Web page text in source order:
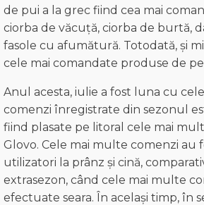
de pui a la grec fiind cea mai
ciorba de văcuță, ciorba de burtă,
fasole cu afumătură. Totodată, și
cele mai comandate produse de
Anul acesta, iulie a fost luna cu
comenzi înregistrate din sezonul
fiind plasate pe litoral cele mai
Glovo. Cele mai multe comenzi au
utilizatori la prânz și cină,
extrasezon, când cele mai multe
efectuate seara. În același timp, în